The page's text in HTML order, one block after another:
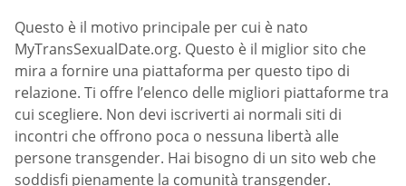
Questo è il motivo principale per cui è nato
MyTransSexualDate.org. Questo è il miglior sito che
mira a fornire una piattaforma per questo tipo di
relazione. Ti offre l’elenco delle migliori piattaforme tra
cui scegliere. Non devi iscriverti ai normali siti di
incontri che offrono poca o nessuna libertà alle
persone transgender. Hai bisogno di un sito web che
soddisfi pienamente la comunità transgender.